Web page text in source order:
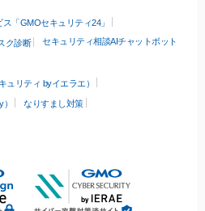
「GMOセキュリティ24」
ク診断 セキュリティ相談AIチャットボット
リティ byイエラエ）
なりすまし対策